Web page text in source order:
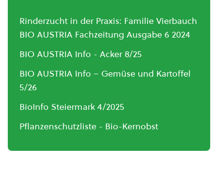
Rinderzucht in der Praxis: Familie Vierbauch
BIO AUSTRIA Fachzeitung Ausgabe 6 2024
BIO AUSTRIA Info - Acker 8/25
BIO AUSTRIA Info – Gemüse und Kartoffel
5/26
BioInfo Steiermark 4/2025
Pflanzenschutzliste - Bio-Kernobst